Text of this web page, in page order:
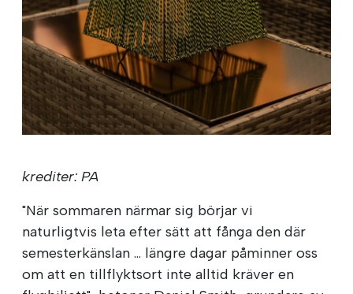
krediter: PA
"När sommaren närmar sig börjar vi
naturligtvis leta efter sätt att fånga den där
semesterkänslan ... längre dagar påminner oss
om att en tillflyktsort inte alltid kräver en